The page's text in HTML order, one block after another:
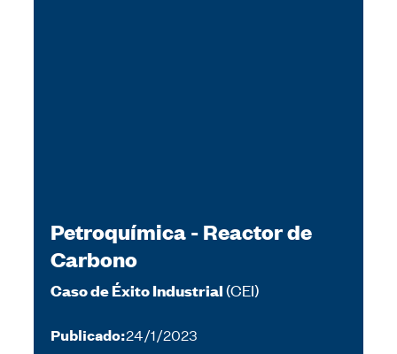
Petroquímica - Reactor de
Carbono
Caso de Éxito Industrial(CEI)
Publicado:24/1/2023